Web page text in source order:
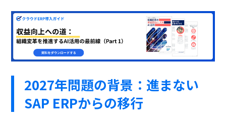
2027年問題の背景：進まない
SAP ERPからの移行